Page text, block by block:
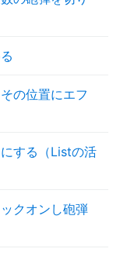
の位置にエフ
する（Listの活
クオンし砲弾